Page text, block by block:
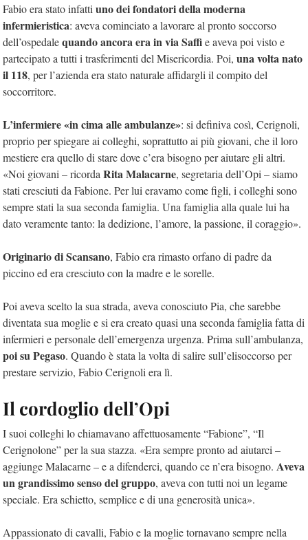
Fabio era stato infatti uno dei fondatori della moderna
infermieristica: aveva cominciato a lavorare al pronto soccorso
dell’ospedalequando ancora era in via Saffie aveva poi visto e
partecipato a tutti i trasferimenti del Misericordia. Poi, una volta nato
il 118, per l’azienda era stato naturale affidargli il compito del
soccorritore.
L’infermiere «in cima alle ambulanze»: si definiva così, Cerignoli,
proprio per spiegare ai colleghi, soprattutto ai più giovani, che il loro
mestiere era quello di stare dove c’era bisogno per aiutare gli altri.
«Noi giovani – ricorda Rita Malacarne, segretaria dell’Opi – siamo
stati cresciuti da Fabione. Per lui eravamo come figli, i colleghi sono
sempre stati la sua seconda famiglia. Una famiglia alla quale lui ha
dato veramente tanto: la dedizione, l’amore, la passione, il coraggio».
Originario di Scansano, Fabio era rimasto orfano di padre da
piccino ed era cresciuto con la madre e le sorelle.
Poi aveva scelto la sua strada, aveva conosciuto Pia, che sarebbe
diventata sua moglie e si era creato quasi una seconda famiglia fatta di
infermieri e personale dell’emergenza urgenza. Prima sull’ambulanza,
poi su Pegaso. Quando è stata la volta di salire sull’elisoccorso per
prestare servizio, Fabio Cerignoli era lì.
Il cordoglio dell’Opi
I suoi colleghi lo chiamavano affettuosamente “Fabione”, “Il
Cerignolone” per la sua stazza. «Era sempre pronto ad aiutarci –
aggiunge Malacarne – e a difenderci, quando ce n’era bisogno. Aveva
un grandissimo senso del gruppo, aveva con tutti noi un legame
speciale. Era schietto, semplice e di una generosità unica».
Appassionato di cavalli, Fabio e la moglie tornavano sempre nella